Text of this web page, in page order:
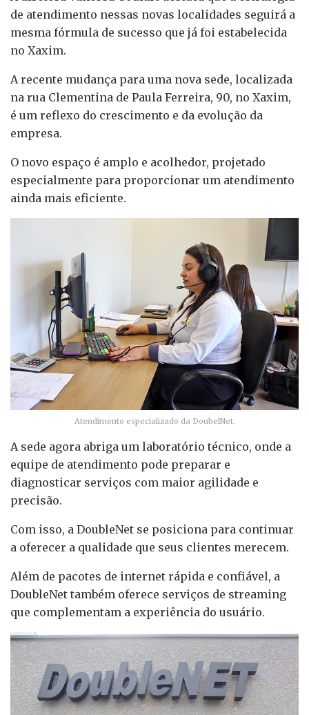
de atendimento nessas novas localidades seguirá a
mesma fórmula de sucesso que já foi estabelecida
no Xaxim.
A recente mudança para uma nova sede, localizada
na rua Clementina de Paula Ferreira, 90, no Xaxim,
é um reflexo do crescimento e da evolução da
empresa.
O novo espaço é amplo e acolhedor, projetado
especialmente para proporcionar um atendimento
ainda mais eficiente.
Atendimento especializado da DoubelNet.
A sede agora abriga um laboratório técnico, onde a
equipe de atendimento pode preparar e
diagnosticar serviços com maior agilidade e
precisão.
Com isso, a DoubleNet se posiciona para continuar
a oferecer a qualidade que seus clientes merecem.
Além de pacotes de internet rápida e confiável, a
DoubleNet também oferece serviços de streaming
que complementam a experiência do usuário.